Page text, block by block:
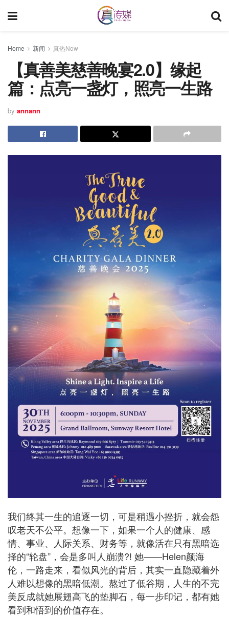
Home 新闻 真热Now
【真善美慈善晚宴2.0】缘起
篇：点亮一盏灯，照亮一生路
by annann
我们终其一生的追逐一切，可是稍遇小挫折，就会怨
叹老天不公平。想像一下，如果一个人的健康、感
情、事业、人际关系、财务等，就像活在只有黑暗选
择的“轮盘”，会是多叫人崩溃?! 她——Helen颜海
伦，一路走来，看似风光的背后，其实一直隐藏着外
人难以想像的黑暗低潮。熬过了低谷期，人生的不完
美反成就她展翅高飞的垫脚石，每一步印记，都有她
看到和悟到的价值存在。